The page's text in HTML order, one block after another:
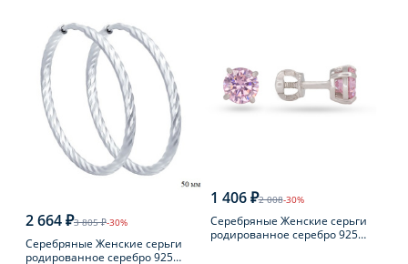
2 664 ₽3 805 ₽-30%
Серебряные Женские серьги
родированное серебро 925
1 406 ₽2 008-30%
Серебряные Женские серьги
родированное серебро 925